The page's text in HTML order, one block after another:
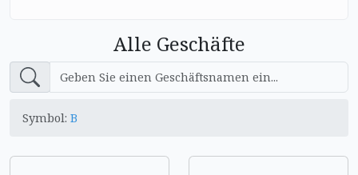
Alle Geschäfte
Symbol: B